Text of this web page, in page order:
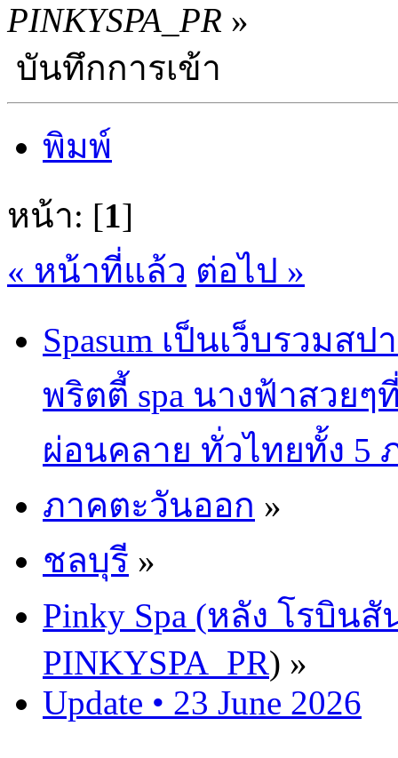
PINKYSPA_PR »
บันทึกการเข้า
พิมพ์
หน้า: [1]
« หน้าที่แล้ว ต่อไป »
Spasum เป็นเว็บรวม
พริตตี้ spa นางฟ้าสวย
ผ่อนคลาย ทั่วไทยทั้ง 5
ภาคตะวันออก »
ชลบุรี »
Pinky Spa (หลัง โรบิน
PINKYSPA_PR) »
Update • 23 June 2026